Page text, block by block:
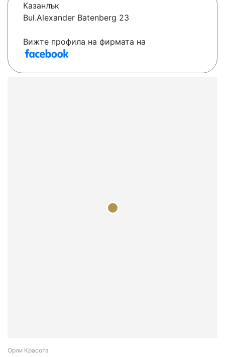
Казанлък
Bul.Alexander Batenberg 23
Вижте профила на фирмата на
Орли Красота